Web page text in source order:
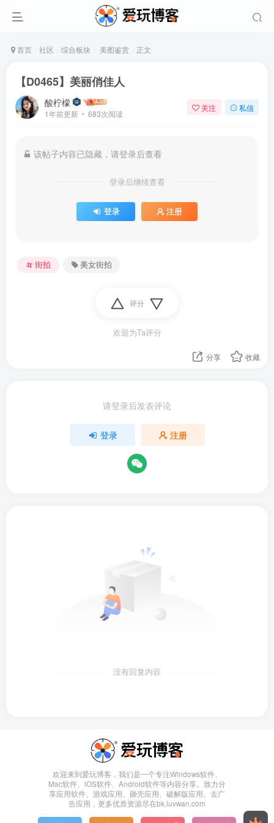
首页 社区 综合板块 美图鉴赏 正文
【D0465】美丽俏佳人
酸柠檬
1年前更新 683次阅读
关注 私信
该帖子内容已隐藏，请登录后查看
登录后继续查看
登录 注册
街拍 美女街拍
评分
欢迎为Ta评分
分享 收藏
请登录后发表评论
登录 注册
没有回复内容
欢迎来到爱玩博客，我们是一个专注Windows软件、
Mac软件、iOS软件、Android软件等内容分享。致力分
享应用软件、游戏应用、砸壳应用、破解版应用、去广
告应用，更多优质资源尽在bk.luvwan.com